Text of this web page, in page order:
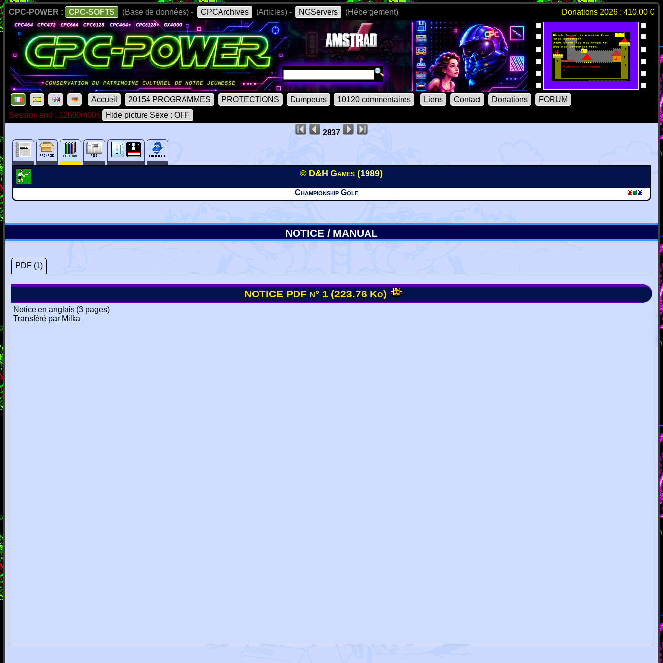
CPC-POWER : CPC-SOFTS (Base de données) - CPCArchives (Articles) - NGServers (Hébergement) Donations 2026 : 410.00 €
Accueil 20154 PROGRAMMES PROTECTIONS Dumpeurs 10120 commentaires Liens Contact Donations
FORUM
Session end : 12h00m00s
Hide picture Sexe : OFF
2837
© D&H Games (1989)
Championship Golf
NOTICE / MANUAL
PDF (1)
NOTICE PDF n° 1 (223.76 Ko)
Notice en anglais (3 pages)
Transféré par Milka